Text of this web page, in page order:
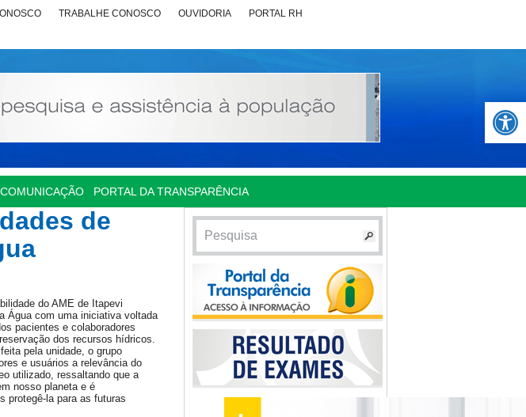
Abrir
TRABALHE CONOSCO OUVIDORIA PORTAL RH
COMUNICAÇÃO PORTAL DA TRANSPARÊNCIA
de
do AME de Itapevi
Água com uma iniciativa voltada
pacientes e colaboradores
dos recursos hídricos.
pela unidade, o grupo
e usuários a relevância do
utilizado, ressaltando que a
nosso planeta e é
protegê-la para as futuras